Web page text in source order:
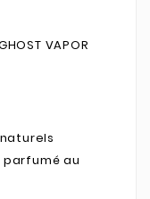
parfumé au